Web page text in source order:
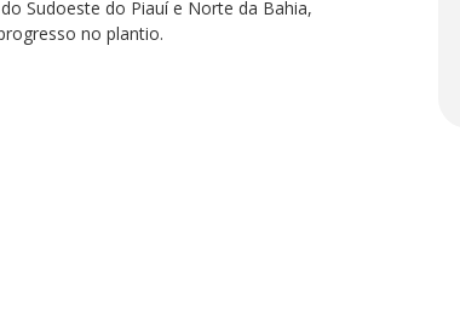
Sudoeste do Piauí e Norte da Bahia,
no plantio.